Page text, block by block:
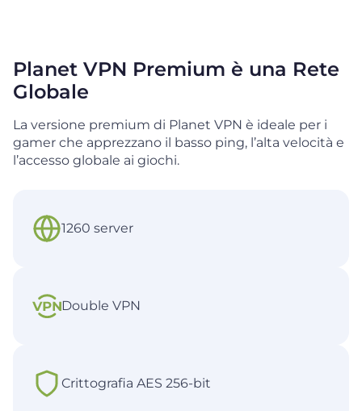
Planet VPN Premium è una Rete
Globale
La versione premium di Planet VPN è ideale per i
gamer che apprezzano il basso ping, l’alta velocità e
l’accesso globale ai giochi.
1260 server
Double VPN
Crittografia AES 256-bit